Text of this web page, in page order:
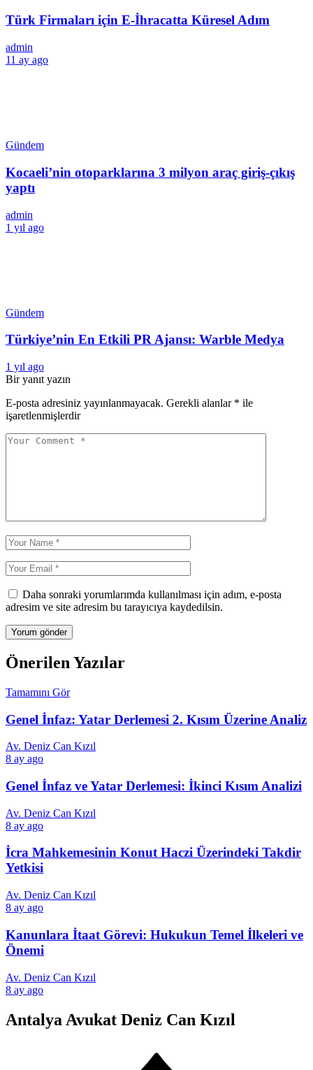
Türk Firmaları için E-İhracatta Küresel Adım
admin
11 ay ago
Gündem
Kocaeli’nin otoparklarına 3 milyon araç giriş-çıkış
yaptı
admin
1 yıl ago
Gündem
Türkiye’nin En Etkili PR Ajansı: Warble Medya
1 yıl ago
Bir yanıt yazın
E-posta adresiniz yayınlanmayacak. Gerekli alanlar * ile
işaretlenmişlerdir
Daha sonraki yorumlarımda kullanılması için adım, e-posta
adresim ve site adresim bu tarayıcıya kaydedilsin.
Önerilen Yazılar
Tamamını Gör
Genel İnfaz: Yatar Derlemesi 2. Kısım Üzerine Analiz
Av. Deniz Can Kızıl
8 ay ago
Genel İnfaz ve Yatar Derlemesi: İkinci Kısım Analizi
Av. Deniz Can Kızıl
8 ay ago
İcra Mahkemesinin Konut Haczi Üzerindeki Takdir
Yetkisi
Av. Deniz Can Kızıl
8 ay ago
Kanunlara İtaat Görevi: Hukukun Temel İlkeleri ve
Önemi
Av. Deniz Can Kızıl
8 ay ago
Antalya Avukat Deniz Can Kızıl